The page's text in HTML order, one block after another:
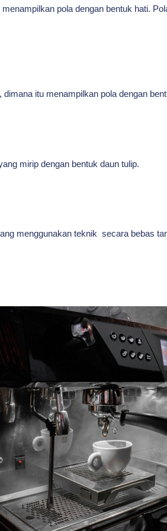
pola dengan bentuk hati.
dimana itu menampilkan pola dengan
mirip dengan bentuk daun tulip.
menggunakan teknik secara bebas